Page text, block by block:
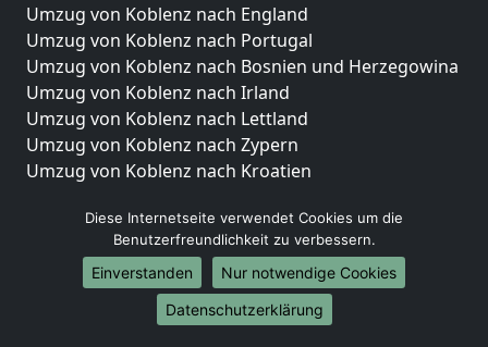
Umzug von Koblenz nach England
Umzug von Koblenz nach Portugal
Umzug von Koblenz nach Bosnien und Herzegowina
Umzug von Koblenz nach Irland
Umzug von Koblenz nach Lettland
Umzug von Koblenz nach Zypern
Umzug von Koblenz nach Kroatien
Umzug von Koblenz nach Finnland
Umzug von Koblenz nach Frankreich
Umzug von Koblenz nach Griechenland
Umzug von Koblenz nach Italien
Umzug von Koblenz nach Liechtenstein
Diese Internetseite verwendet Cookies um die
Benutzerfreundlichkeit zu verbessern.
Einverstanden
Nur notwendige Cookies
Datenschutzerklärung